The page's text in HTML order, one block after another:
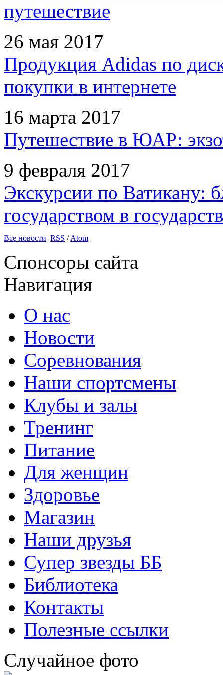
путешествие
26 мая 2017
Продукция Adidas по
покупки в интернете
16 марта 2017
Путешествие в ЮАР:
9 февраля 2017
Экскурсии по Ватикану:
государством в
Все новости RSS /Atom
Спонсоры сайта
Навигация
О нас
Новости
Соревнования
Наши спортсмены
Клубы и залы
Тренинг
Питание
Для женщин
Здоровье
Магазин
Наши друзья
Супер звезды ББ
Библиотека
Контакты
Полезные ссылки
Случайное фото